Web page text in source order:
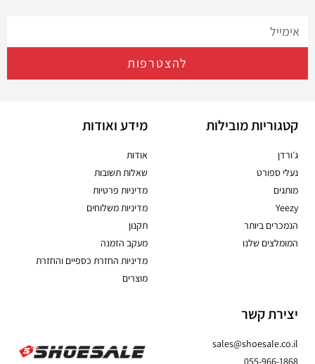
להצטרפות
קטגוריות מובילות
ג׳ורדן
נעלי ספורט
מותגים
Yeezy
הנמכרים ביותר
המומלצים שלנו
מידע ואודות
אודות
שאלות תשובות
מדיניות פרטיות
מדיניות משלוחים
תקנון
מעקב הזמנה
מדיניות החזרת כספיים והחזרת
מוצרים
יצירת קשר
sales@shoesale.co.il
055-966-1868